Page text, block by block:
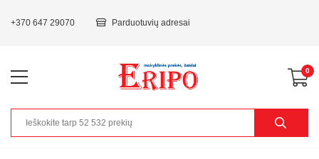
+370 647 29070 Parduotuvių adresai
0